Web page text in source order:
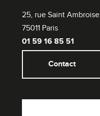
25, rue Saint Ambroise
75011 Paris
01 59 16 85 51
Contact